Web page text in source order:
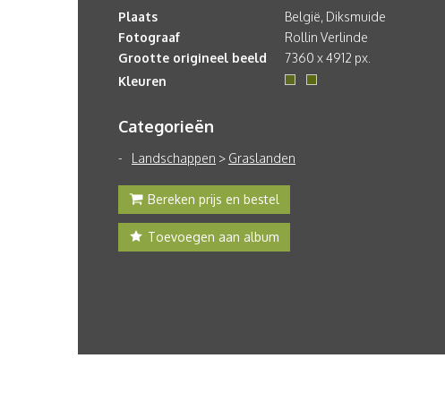
Plaats
België, Diksmuide
Fotograaf
Rollin Verlinde
Grootte origineel beeld
7360 x 4912 px.
Kleuren
Categorieën
Landschappen > Graslanden
Bereken prijs en bestel
Toevoegen aan album